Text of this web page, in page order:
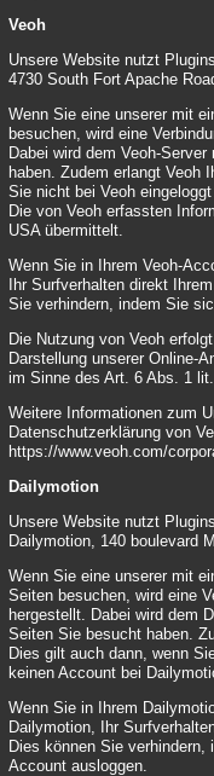
Veoh
Unsere Website nutzt
4730 South Fort Apache
Wenn Sie eine unserer mit
besuchen, wird eine
Dabei wird dem Veoh-
haben. Zudem erlangt Veoh
Sie nicht bei Veoh
Die von Veoh erfassten
USA übermittelt.
Wenn Sie in Ihrem Veoh-
Ihr Surfverhalten direkt
Sie verhindern, indem Sie
Die Nutzung von Veoh
Darstellung unserer Online-
im Sinne des Art. 6 Abs. 1
Weitere Informationen zum
Datenschutzerklärung von
https://www.veoh.com/
Dailymotion
Unsere Website nutzt
Dailymotion, 140 boulevard
Wenn Sie eine unserer mit
Seiten besuchen, wird eine
hergestellt. Dabei wird dem
Seiten Sie besucht haben.
Dies gilt auch dann, wenn
keinen Account bei
Wenn Sie in Ihrem
Dailymotion, Ihr
Dies können Sie
Account ausloggen.